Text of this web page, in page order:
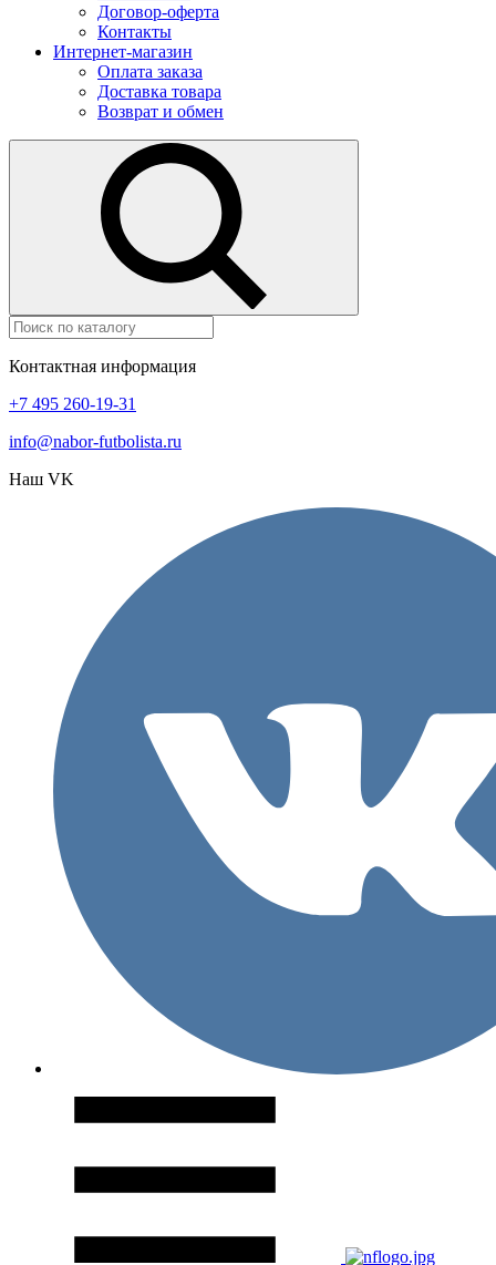
Договор-оферта
Контакты
Интернет-магазин
Оплата заказа
Доставка товара
Возврат и обмен
Контактная информация
+7 495 260-19-31
info@nabor-futbolista.ru
Наш VK